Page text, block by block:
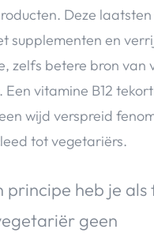
Deze
supplementen en
zelfs betere bron van
Een vitamine B12
wijd verspreid
tot vegetariërs.
principe heb je
geen